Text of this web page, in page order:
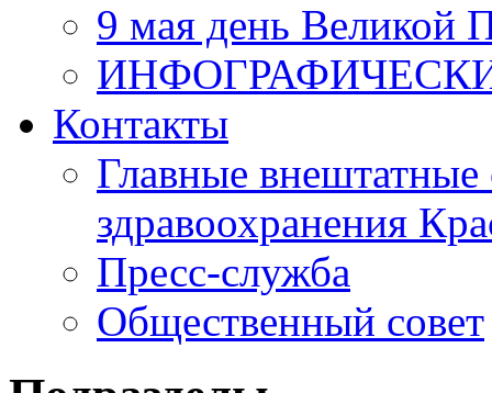
9 мая день Великой
Контакты
Главные внештатные
здравоохранения
Пресс-служба
Общественный совет